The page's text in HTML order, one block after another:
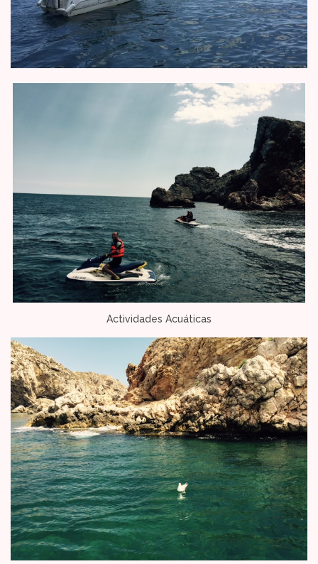
Actividades Acuáticas